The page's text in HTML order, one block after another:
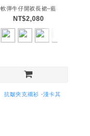
軟彈牛仔開衩長裙–藍
NT$2,080